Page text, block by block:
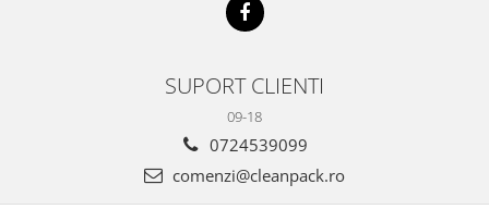
SUPORT CLIENTI
09-18
0724539099
comenzi@cleanpack.ro